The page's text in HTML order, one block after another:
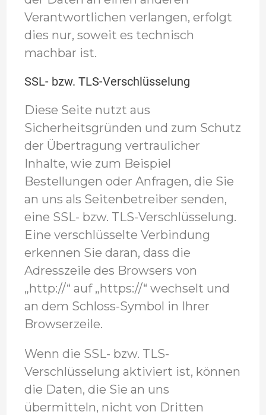
Verantwortlichen verlangen, erfolgt
dies nur, soweit es technisch
machbar ist.
SSL- bzw. TLS-Verschlüsselung
Diese Seite nutzt aus
Sicherheitsgründen und zum Schutz
der Übertragung vertraulicher
Inhalte, wie zum Beispiel
Bestellungen oder Anfragen, die Sie
an uns als Seitenbetreiber senden,
eine SSL- bzw. TLS-Verschlüsselung.
Eine verschlüsselte Verbindung
erkennen Sie daran, dass die
Adresszeile des Browsers von
„http://“ auf „https://“ wechselt und
an dem Schloss-Symbol in Ihrer
Browserzeile.
Wenn die SSL- bzw. TLS-
Verschlüsselung aktiviert ist, können
die Daten, die Sie an uns
übermitteln, nicht von Dritten